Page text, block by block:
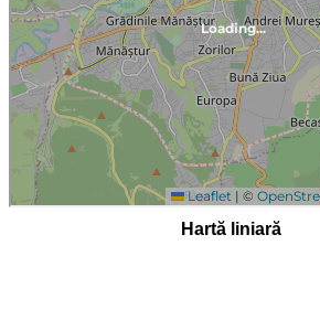
Hartă liniară